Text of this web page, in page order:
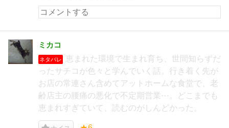
ミカコ
ネタバレ
恵まれた環境で生まれ育ち、世間知らずだ
ったサチコが色々と学んでいく話。行き着く先が
お店の常連さん含めてアットホームな食堂で、老
齢店主の腰痛の悪化で不定期営業⋯。どこまでも
恵まれすぎていて、読むのがしんどかった。